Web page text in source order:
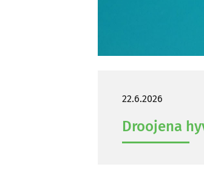
22.6.2026
Droo­je­na